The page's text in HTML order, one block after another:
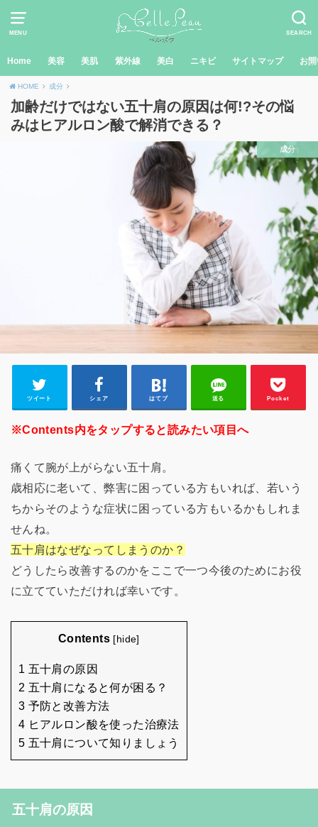
MENU SEARCH
Home 美容 美肌 紫外線 美白 ニキビ サイトマップ お
HOME 成分
加齢だけではない五十肩の原因は何!?その悩
みはヒアルロン酸で解消できる？
成分
ツイート シェア はてブ 送る Pocket
※Contents内をタップすると読みたい項目へ
痛くて腕が上がらない五十肩。
歳相応に老いて、弊害に困っている方もいれば、若いう
ちからそのような症状に困っている方もいるかもしれま
せんね。
五十肩はなぜなってしまうのか？
どうしたら改善するのかをここで一つ今後のためにお役
に立てていただければ幸いです。
Contents [hide]
1 五十肩の原因
2 五十肩になると何が困る？
3 予防と改善方法
4 ヒアルロン酸を使った治療法
5 五十肩について知りましょう
五十肩の原因